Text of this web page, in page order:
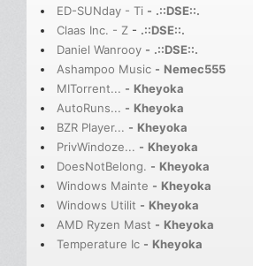
ED-SUNday - Ti - .::DSE::.
Claas Inc. - Z - .::DSE::.
Daniel Wanrooy - .::DSE::.
Ashampoo Music - Nemec555
MITorrent... - Kheyoka
AutoRuns... - Kheyoka
BZR Player... - Kheyoka
PrivWindoze... - Kheyoka
DoesNotBelong. - Kheyoka
Windows Mainte - Kheyoka
Windows Utilit - Kheyoka
AMD Ryzen Mast - Kheyoka
Temperature Ic - Kheyoka